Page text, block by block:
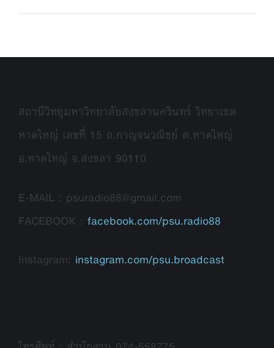
สถานีวิทยุมหาวิทยาลัยสงขลานครินทร์ วิทยาเขต
หาดใหญ่ เลขที่ 15 ถ.กาญจนวณิชย์ ต.หาดใหญ่
อ.หาดใหญ่ จ.สงขลา 90110
E-MAIL : psuradio88@gmail.com
FACEBOOK : facebook.com/psu.radio88
Instagram: instagram.com/psu.broadcast